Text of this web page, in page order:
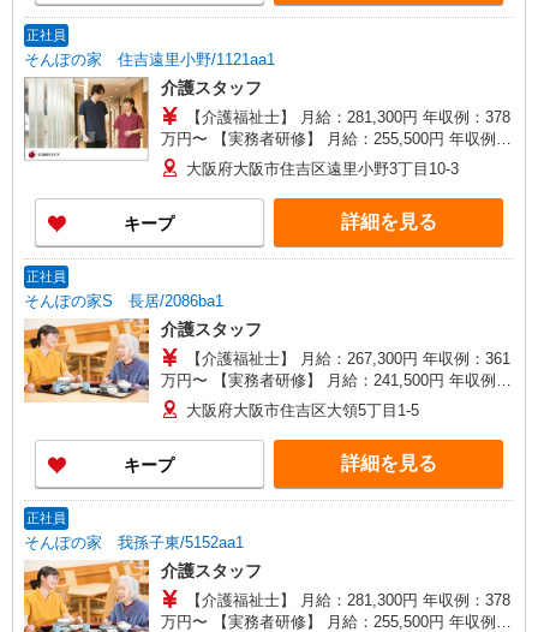
正社員
そんぽの家 住吉遠里小野/1121aa1
介護スタッフ
【介護福祉士】 月給：281,300円 年収例：378
万円〜 【実務者研修】 月給：255,500円 年収例：
345万円〜 【初任者研修・無資格】 月給：
249,700円 年収例：338万円〜 ※職務手当、働き
がい向上手当、日祝手当（月平均2回分）、夜勤手
当（月平均5回分）等、毎月平均的に支払われる手
当を含みます。 ※介護福祉士のみ、特別職務手当
分〜） ◎賞与 基本給2.08ヶ月分/年支給
大阪府大阪市住吉区遠里小野3丁目10-3
キープ 詳細を見る
正社員
そんぽの家S 長居/2086ba1
介護スタッフ
【介護福祉士】 月給：267,300円 年収例：361
万円〜 【実務者研修】 月給：241,500円 年収例：
330万円〜 【初任者研修】 月給：235,700円 年収
例：325万円〜 ※職務手当、働きがい向上手当、
日祝手当（月平均2回分）、夜勤手当（月平均5回
分）等、毎月平均的に支払われる手当を含みま
す。 ※介護福祉士のみ、特別職務手当も含む ◎残
与 基本給2.08ヶ月分/年支給
大阪府大阪市住吉区大領5丁目1-5
キープ 詳細を見る
正社員
そんぽの家 我孫子東/5152aa1
介護スタッフ
【介護福祉士】 月給：281,300円 年収例：378
万円〜 【実務者研修】 月給：255,500円 年収例：